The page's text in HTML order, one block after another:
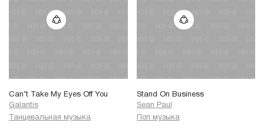
Can’t Take My Eyes Off You
Galantis
Танцевальная музыка
Stand On Business
Sean Paul
Поп музыка